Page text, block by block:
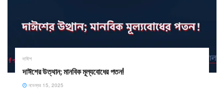
দাঈশ
দাঈশের উত্থান; মানবিক মূল্যবোধের পতন!
নভেম্বর 15, 2025